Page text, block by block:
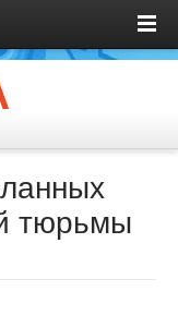
тюрьмы